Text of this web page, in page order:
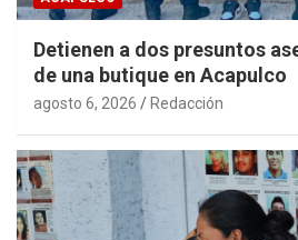
Detienen a dos presuntos
de una butique en Acapulco
agosto 6, 2026 Redacción